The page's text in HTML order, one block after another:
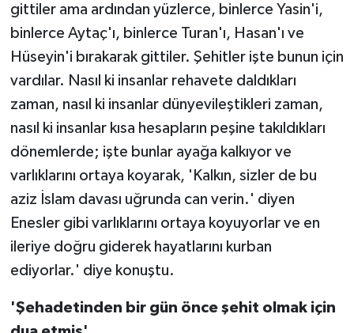
gittiler ama ardından yüzlerce, binlerce Yasin'i,
binlerce Aytaç'ı, binlerce Turan'ı, Hasan'ı ve
Hüseyin'i bırakarak gittiler. Şehitler işte bunun için
vardılar. Nasıl ki insanlar rehavete daldıkları
zaman, nasıl ki insanlar dünyevileştikleri zaman,
nasıl ki insanlar kısa hesapların peşine takıldıkları
dönemlerde; işte bunlar ayağa kalkıyor ve
varlıklarını ortaya koyarak, 'Kalkın, sizler de bu
aziz İslam davası uğrunda can verin.' diyen
Enesler gibi varlıklarını ortaya koyuyorlar ve en
ileriye doğru giderek hayatlarını kurban
ediyorlar.' diye konuştu.
'Şehadetinden bir gün önce şehit olmak için